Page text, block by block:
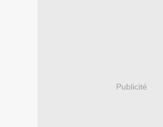
Publicité